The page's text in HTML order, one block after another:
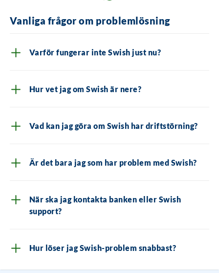
Vanliga frågor om problemlösning
Varför fungerar inte Swish just nu?
Hur vet jag om Swish är nere?
Vad kan jag göra om Swish har driftstörning?
Är det bara jag som har problem med Swish?
När ska jag kontakta banken eller Swish
support?
Hur löser jag Swish-problem snabbast?